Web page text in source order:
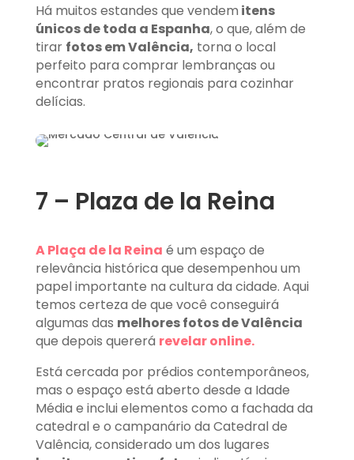
Há muitos estandes que vendem itens
únicos de toda a Espanha, o que, além de
tirar fotos em Valência, torna o local
perfeito para comprar lembranças ou
encontrar pratos regionais para cozinhar
delícias.
7 – Plaza de la Reina
A Plaça de la Reina é um espaço de
relevância histórica que desempenhou um
papel importante na cultura da cidade. Aqui
temos certeza de que você conseguirá
algumas das melhores fotos de Valência
que depois quererá revelar online.
Está cercada por prédios contemporâneos,
mas o espaço está aberto desde a Idade
Média e inclui elementos como a fachada da
catedral e o campanário da Catedral de
Valência, considerado um dos lugares